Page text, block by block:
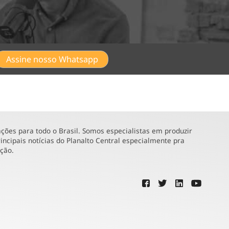
Assine nosso Whatsapp
para todo o Brasil. Somos especialistas em produzir
notícias do Planalto Central especialmente pra